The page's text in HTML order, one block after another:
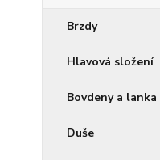
Brzdy
Hlavová složení
Bovdeny a lanka
Duše